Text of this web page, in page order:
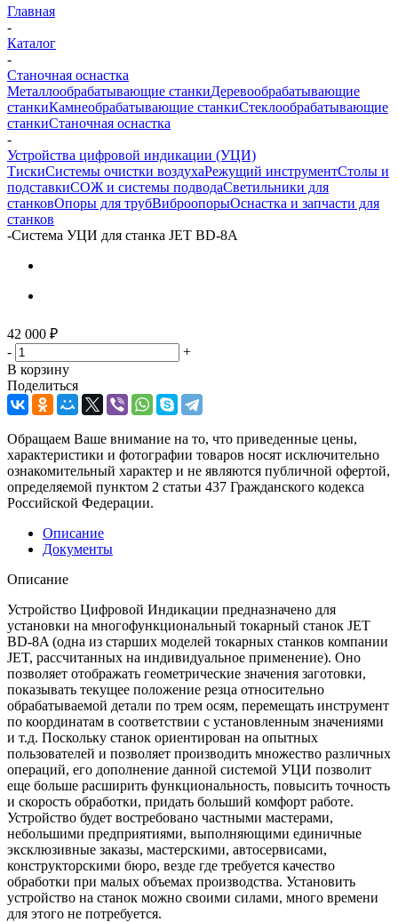
Главная
-
Каталог
-
Станочная оснастка
Металлообрабатывающие станкиДеревообрабатывающие
станкиКамнеобрабатывающие станкиСтеклообрабатывающие
станкиСтаночная оснастка
-
Устройства цифровой индикации (УЦИ)
ТискиСистемы очистки воздухаРежущий инструментСтолы и
подставкиСОЖ и системы подводаСветильники для
станковОпоры для трубВиброопорыОснастка и запчасти для
станков
-Система УЦИ для станка JET BD-8A
42 000 ₽
-
+
В корзину
Поделиться
Обращаем Ваше внимание на то, что приведенные цены,
характеристики и фотографии товаров носят исключительно
ознакомительный характер и не являются публичной офертой,
определяемой пунктом 2 статьи 437 Гражданского кодекса
Российской Федерации.
Описание
Документы
Описание
Устройство Цифровой Индикации предназначено для
установки на многофункциональный токарный станок JET
BD-8A (одна из старших моделей токарных станков компании
JET, рассчитанных на индивидуальное применение). Оно
позволяет отоб­ра­жать геометрические значения заготовки,
показывать текущее по­ложе­ние резца от­но­ситель­но
обрабатываемой детали по трем осям, перемещать инструмент
по ко­ор­ди­натам в со­от­ветс­твии с ус­та­нов­ленным зна­чени­ями
и т.д. Поскольку станок ориентирован на опытных
пользователей и позволяет производить множество различных
операций, его дополнение данной системой УЦИ позволит
еще больше расширить функциональность, повысить точность
и скорость обработки, придать больший комфорт работе.
Устройство будет востребовано частными мастерами,
небольшими предприятиями, выполняющими единичные
эксклюзивные заказы, мастерскими, автосервисами,
конструкторскими бюро, везде где требуется качество
обработки при малых объемах производства. Установить
устройство на станок можно своими силами, много времени
для этого не потребуется.